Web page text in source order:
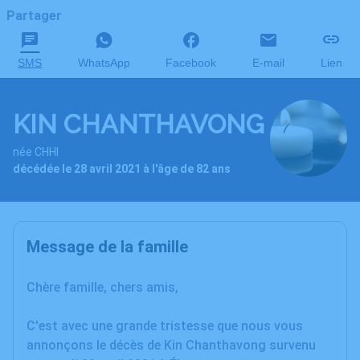
Partager
SMS WhatsApp Facebook E-mail Lien
KIN CHANTHAVONG
née CHHI
décédée le 28 avril 2021 à l'âge de 82 ans
Message de la famille
Chère famille, chers amis,
C'est avec une grande tristesse que nous vous
annonçons le décès de Kin Chanthavong survenu